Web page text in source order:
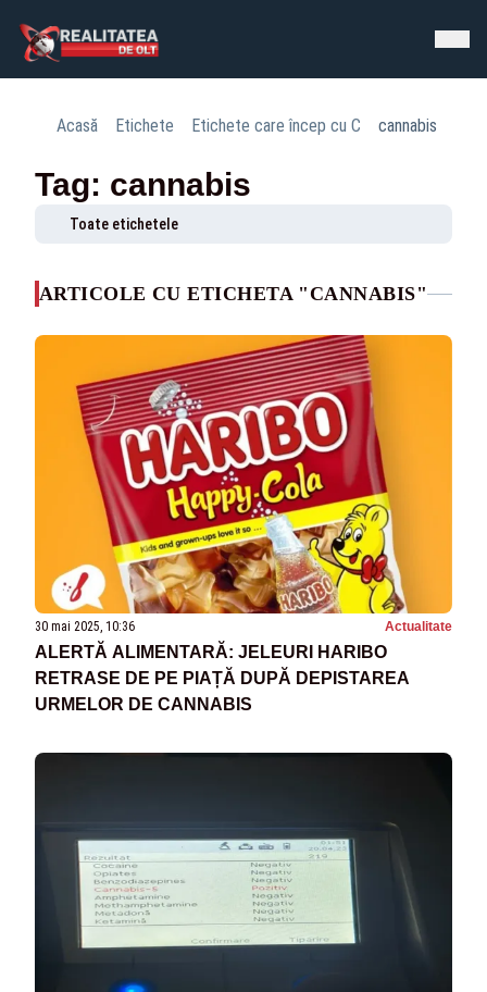
Acasă Etichete Etichete care încep cu C cannabis
Tag: cannabis
Toate etichetele
ARTICOLE CU ETICHETA "CANNABIS"
30 mai 2025, 10:36 Actualitate
ALERTĂ ALIMENTARĂ: JELEURI HARIBO
RETRASE DE PE PIAȚĂ DUPĂ DEPISTAREA
URMELOR DE CANNABIS